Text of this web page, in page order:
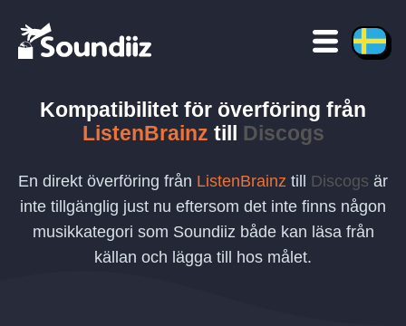
Kompatibilitet för överföring från
ListenBrainz till Discogs
En direkt överföring från ListenBrainz till Discogs är
inte tillgänglig just nu eftersom det inte finns någon
musikkategori som Soundiiz både kan läsa från
källan och lägga till hos målet.